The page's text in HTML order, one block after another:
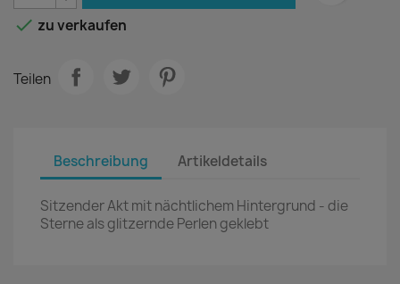
 zu verkaufen
Teilen
Beschreibung Artikeldetails
Sitzender Akt mit nächtlichem Hintergrund - die
Sterne als glitzernde Perlen geklebt